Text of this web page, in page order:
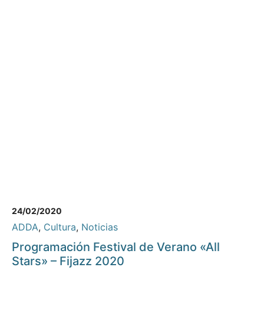
24/02/2020
ADDA, Cultura, Noticias
Programación Festival de Verano «All
Stars» – Fijazz 2020